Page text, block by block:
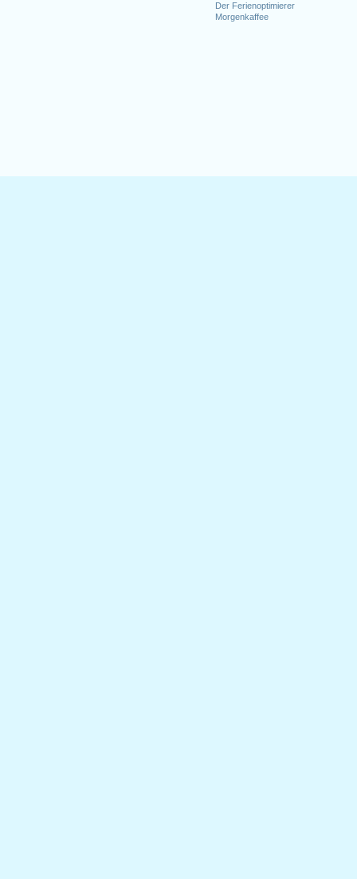
Der Ferienoptimierer
Morgenkaffee